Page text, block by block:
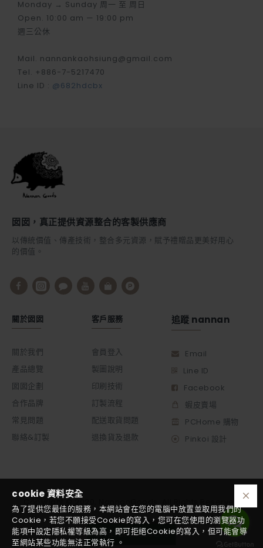
Monday → Sunday 周一 至 周日
Open. 10:00 am — 19:00 pm
週三公休
Mail. nannankaohsiung@gmail.com
Tel. +886-7-5217470
Line ID : @682hdcbx
囡囡，真正提供資源整合的客製供應商
以傳統價值、傳產技術，整合多元資源，賦予禮贈品更美好用心
的價值。
關於囡囡
關於我們
產品總覽
囡囡企劃
合作品牌
常見問題
聯絡&訂製
客戶服務
會員登入
製圖說明
印刷技術
訂製流程
配送取貨問題
退換貨及退款
追蹤 nannan
Email
Line ID
Facebook
蝦皮賣場
PCHome 購物
Pinkoi 設計
Copyright © 2020, NannanGoods, All Rights Reserved
cookie 資料安全
為了提供您最佳的服務，本網站會在您的電腦中放置並取用我們的
Cookie，若您不願接受Cookie的寫入，您可在您使用的瀏覽器功
能項中設定隱私權等級為高，即可拒絕Cookie的寫入，但可能會導
至網站某些功能無法正常執行 。
FILTER PRODUCTS